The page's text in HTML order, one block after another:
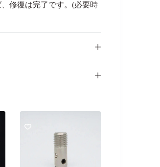
修復は完了です。(必要時